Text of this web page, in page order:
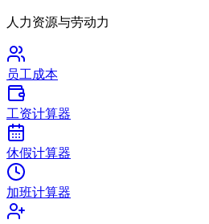
人力资源与劳动力
员工成本
工资计算器
休假计算器
加班计算器